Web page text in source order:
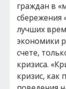
граждан в
сбережения
лучших
экономики
счете,
кризиса.
кризис, как